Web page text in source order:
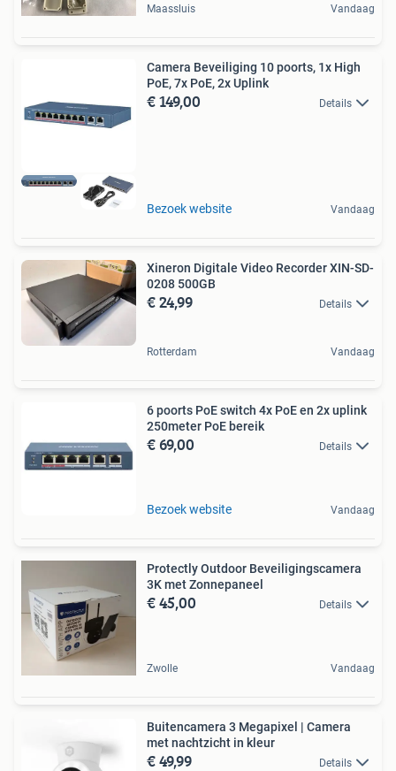
Maassluis Vandaag
Camera Beveiliging 10 poorts, 1x High
PoE, 7x PoE, 2x Uplink
€ 149,00 Details
Bezoek website Vandaag
Xineron Digitale Video Recorder XIN-SD-
0208 500GB
€ 24,99 Details
Rotterdam Vandaag
6 poorts PoE switch 4x PoE en 2x uplink
250meter PoE bereik
€ 69,00 Details
Bezoek website Vandaag
Protectly Outdoor Beveiligingscamera
3K met Zonnepaneel
€ 45,00 Details
Zwolle Vandaag
Buitencamera 3 Megapixel | Camera
met nachtzicht in kleur
€ 49,99 Details